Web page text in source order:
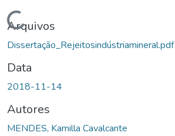
Carregando...
Arquivos
Dissertação_Rejeitosindústriamineral.pdf
Data
2018-11-14
Autores
MENDES, Kamilla Cavalcante